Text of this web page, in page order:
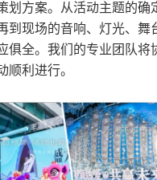
划方案。从活动主题的确
到现场的音响、灯光、舞
俱全。我们的专业团队将
顺利进行。